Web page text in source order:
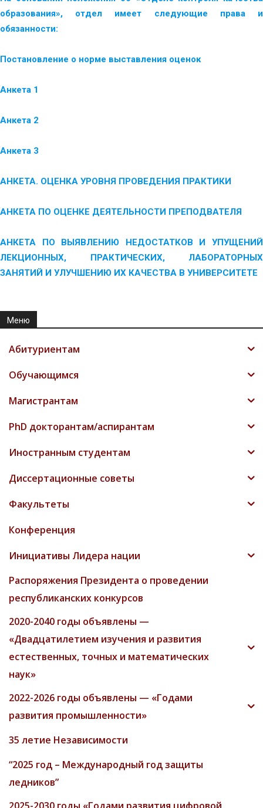
образования», отдел имеет следующие права и
обязанности:
Постановление о норме выставления оценок
Анкета 1
Анкета 2
Анкета 3
АНКЕТА. ОЦЕНКА УРОВНЯ ПРОВЕДЕНИЯ ПРАКТИКИ
АНКЕТА ПО ОЦЕНКЕ ДЕЯТЕЛЬНОСТИ ПРЕПОДВАТЕЛЯ
АНКЕТА ПО ВЫЯВЛЕНИЮ НЕДОСТАТКОВ И УПУЩЕНИЙ
ЛЕКЦИОННЫХ, ПРАКТИЧЕСКИХ, ЛАБОРАТОРНЫХ
ЗАНЯТИЙ И УЛУЧШЕНИЮ ИХ КАЧЕСТВА В УНИВЕРСИТЕТЕ
Меню
Абитуриентам
Обучающимся
Магистрантам
PhD докторантам/аспирантам
Иностранным студентам
Диссертационные советы
Факультеты
Конференция
Инициативы Лидера нации
Распоряжения Президента о проведении
республиканских конкурсов
2020-2040 годы объявлены —
«Двадцатилетием изучения и развития
естественных, точных и математических
наук»
2022-2026 годы объявлены — «Годами
развития промышленности»
35 летие Независимости
“2025 год – Международный год защиты
ледников”